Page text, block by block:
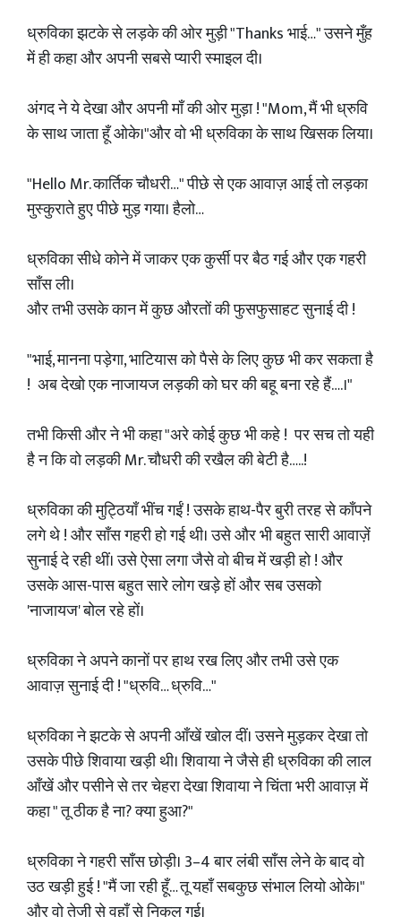
ध्रुविका झटके से लड़के की ओर मुड़ी "Thanks भाई…" उसने मुँह
में ही कहा और अपनी सबसे प्यारी स्माइल दी।
अंगद ने ये देखा और अपनी माँ की ओर मुड़ा ! "Mom, मैं भी ध्रुवि
के साथ जाता हूँ ओके।"और वो भी ध्रुविका के साथ खिसक लिया।
"Hello Mr. कार्तिक चौधरी…" पीछे से एक आवाज़ आई तो लड़का
मुस्कुराते हुए पीछे मुड़ गया। हैलो…
ध्रुविका सीधे कोने में जाकर एक कुर्सी पर बैठ गई और एक गहरी
साँस ली।
और तभी उसके कान में कुछ औरतों की फुसफुसाहट सुनाई दी !
"भाई, मानना पड़ेगा, भाटियास को पैसे के लिए कुछ भी कर सकता है
! अब देखो एक नाजायज लड़की को घर की बहू बना रहे हैं….।"
तभी किसी और ने भी कहा "अरे कोई कुछ भी कहे ! पर सच तो यही
है न कि वो लड़की Mr. चौधरी की रखैल की बेटी है…..!
ध्रुविका की मुट्ठियाँ भींच गईं ! उसके हाथ-पैर बुरी तरह से काँपने
लगे थे ! और साँस गहरी हो गई थी। उसे और भी बहुत सारी आवाज़ें
सुनाई दे रही थीं। उसे ऐसा लगा जैसे वो बीच में खड़ी हो ! और
उसके आस-पास बहुत सारे लोग खड़े हों और सब उसको
'नाजायज' बोल रहे हों।
ध्रुविका ने अपने कानों पर हाथ रख लिए और तभी उसे एक
आवाज़ सुनाई दी ! "ध्रुवि… ध्रुवि…"
ध्रुविका ने झटके से अपनी आँखें खोल दीं। उसने मुड़कर देखा तो
उसके पीछे शिवाया खड़ी थी। शिवाया ने जैसे ही ध्रुविका की लाल
आँखें और पसीने से तर चेहरा देखा शिवाया ने चिंता भरी आवाज़ में
कहा " तू ठीक है ना? क्या हुआ?"
ध्रुविका ने गहरी साँस छोड़ी। 3–4 बार लंबी साँस लेने के बाद वो
उठ खड़ी हुई ! "मैं जा रही हूँ… तू यहाँ सबकुछ संभाल लियो ओके।"